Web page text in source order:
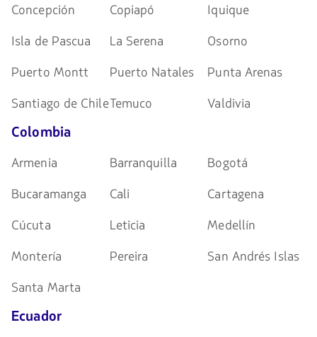
Concepción
Copiapó
Iquique
Isla de Pascua
La Serena
Osorno
Puerto Montt
Puerto Natales
Punta Arenas
Santiago de ChileTemuco Valdivia
Colombia
Armenia Barranquilla
Bogotá
Bucaramanga
Cali
Cartagena
Cúcuta
Leticia
Medellín
Montería
Pereira
San Andrés Islas
Santa Marta
Ecuador